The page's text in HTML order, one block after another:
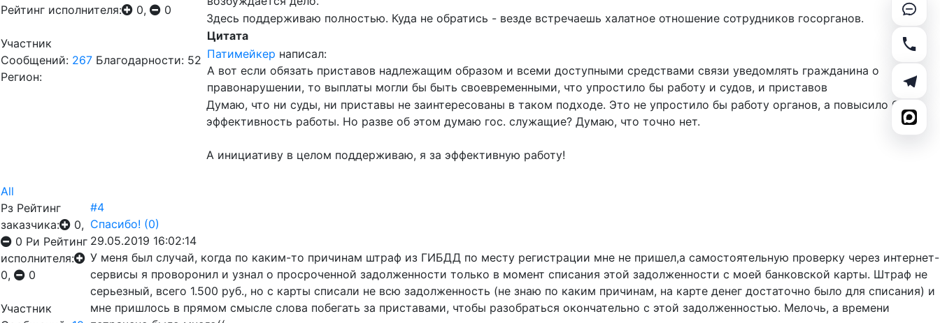
Рейтинг исполнителя:
0, 0
Участник
Сообщений: 267 Благодарности: 52
Регион:
Здесь поддерживаю полностью. Куда не обратись - везде встречаешь халатное отношение сотрудников госорганов.
Цитата
Патимейкер написал:
А вот если обязать приставов надлежащим образом и всеми доступными средствами связи уведомлять гражданина о
правонарушении, то выплаты могли бы быть своевременными, что упростило бы работу и судов, и приставов
Думаю, что ни суды, ни приставы не заинтересованы в таком подходе. Это не упростило бы работу органов, а повысило бы
эффективность работы. Но разве об этом думаю гос. служащие? Думаю, что точно нет.
А инициативу в целом поддерживаю, я за эффективную работу!
All
Рз Рейтинг
заказчика:
0,
0 Ри Рейтинг
исполнителя:
0,
0
Участник
#4
Спасибо! (0)
29.05.2019 16:02:14
У меня был случай, когда по каким-то причинам штраф из ГИБДД по месту регистрации мне не пришел,а самостоятельную проверку через интернет-
сервисы я проворонил и узнал о просроченной задолженности только в момент списания этой задолженности с моей банковской карты. Штраф не
серьезный, всего 1.500 руб., но с карты списали не всю задолженность (не знаю по каким причинам, на карте денег достаточно было для списания) и
мне пришлось в прямом смысле слова побегать за приставами, чтобы разобраться окончательно с этой задолженностью. Мелочь, а времени